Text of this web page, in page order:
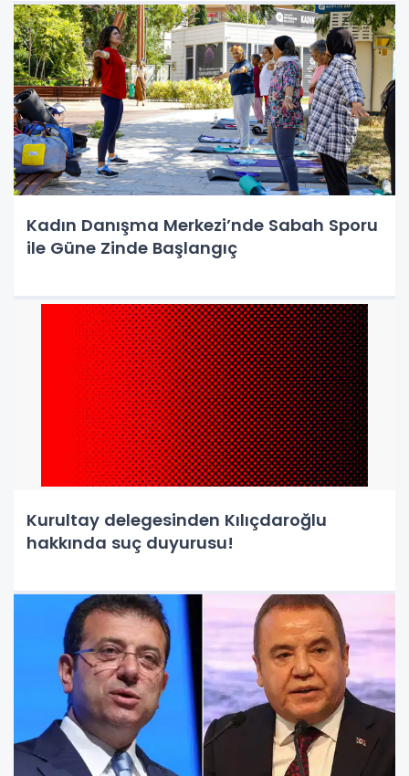
Kadın Danışma Merkezi’nde Sabah Sporu
ile Güne Zinde Başlangıç
Kurultay delegesinden Kılıçdaroğlu
hakkında suç duyurusu!